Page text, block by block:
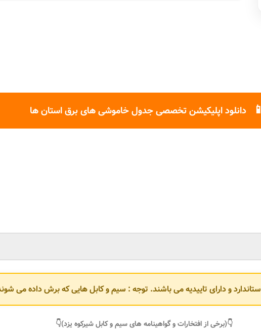
📱 دانلود اپلیکیشن تخصصی جدول خاموشی های برق استان ها
و دارای تاییدیه می باشند. توجه : سیم و کابل هایی که برش داده می
👇(برخی از افتخارات و گواهینامه های سیم و کابل شیرکوه یزد)👇